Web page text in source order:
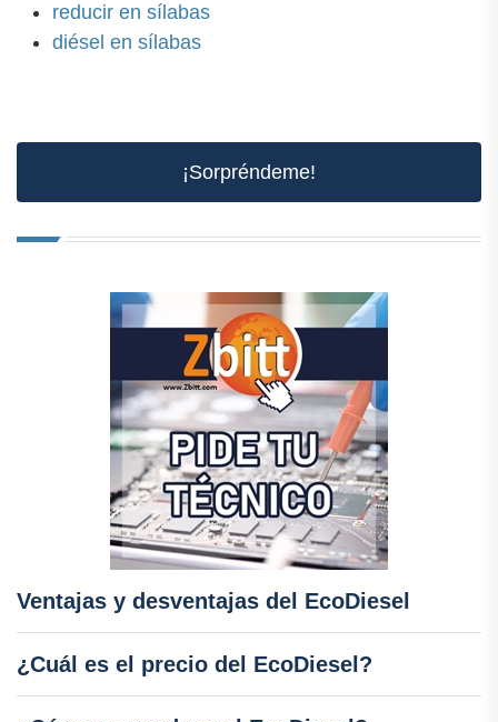
reducir en sílabas
diésel en sílabas
¡Sorpréndeme!
Ventajas y desventajas del EcoDiesel
¿Cuál es el precio del EcoDiesel?